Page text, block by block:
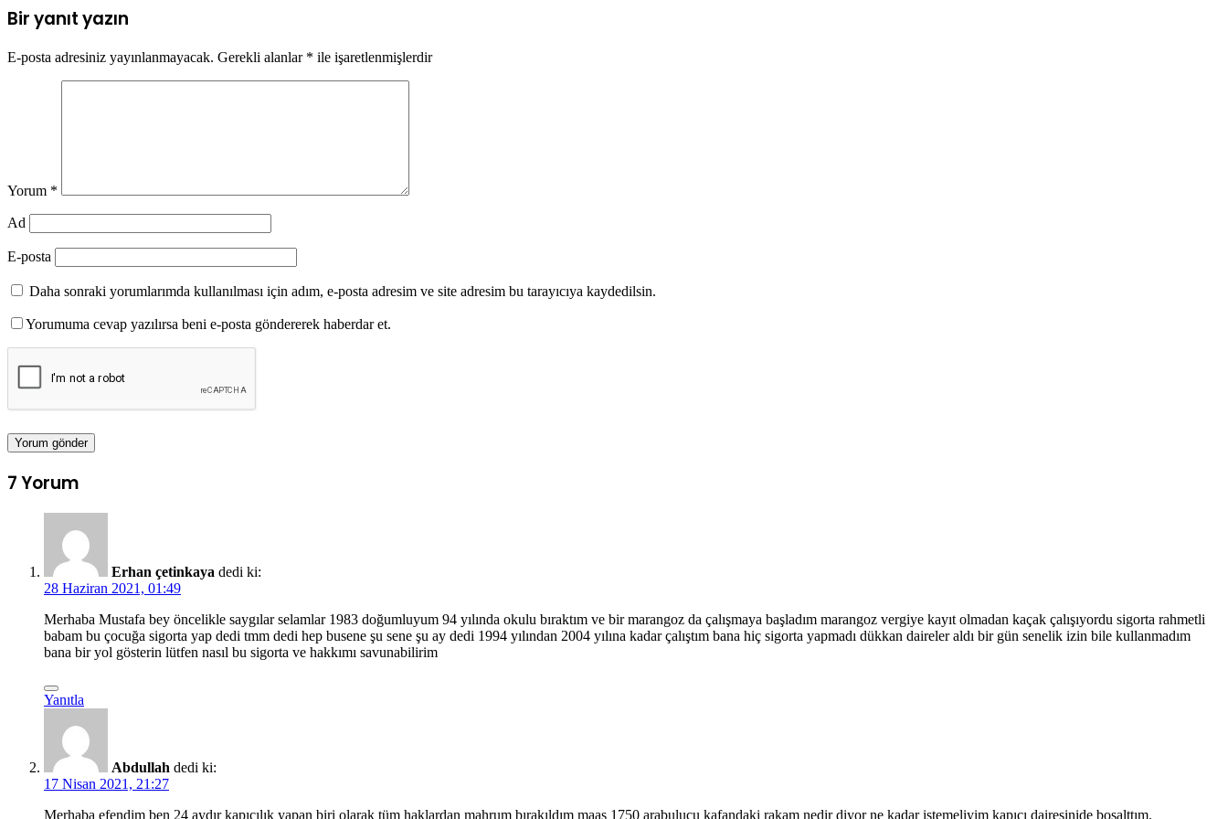
Bir yanıt yazın
E-posta adresiniz yayınlanmayacak. Gerekli alanlar * ile işaretlenmişlerdir
Yorum *
Ad
E-posta
Daha sonraki yorumlarımda kullanılması için adım, e-posta adresim ve site adresim bu tarayıcıya kaydedilsin.
Yorumuma cevap yazılırsa beni e-posta göndererek haberdar et.
7 Yorum
Erhan çetinkaya dedi ki:
28 Haziran 2021, 01:49
Merhaba Mustafa bey öncelikle saygılar selamlar 1983 doğumluyum 94 yılında okulu bıraktım ve bir marangoz da çalışmaya başladım marangoz vergiye kayıt olmadan kaçak çalışıyordu sigorta rahmetli
babam bu çocuğa sigorta yap dedi tmm dedi hep busene şu sene şu ay dedi 1994 yılından 2004 yılına kadar çalıştım bana hiç sigorta yapmadı dükkan daireler aldı bir gün senelik izin bile kullanmadım
bana bir yol gösterin lütfen nasıl bu sigorta ve hakkımı savunabilirim
Yanıtla
Abdullah dedi ki:
17 Nisan 2021, 21:27
Merhaba efendim ben 24 aydır kapıcılık yapan biri olarak tüm haklardan mahrum bırakıldım maaş 1750 arabulucu kafandaki rakam nedir diyor ne kadar istemeliyim kapıcı dairesinide boşalttım.